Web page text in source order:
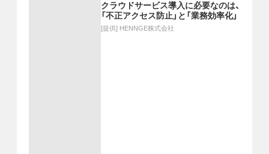
クラウドサービス導入に必要なのは、
「不正アクセス防止」と「業務効率化」
[提供] HENNGE株式会社